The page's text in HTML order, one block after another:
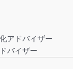
アドバイザー
バイザー